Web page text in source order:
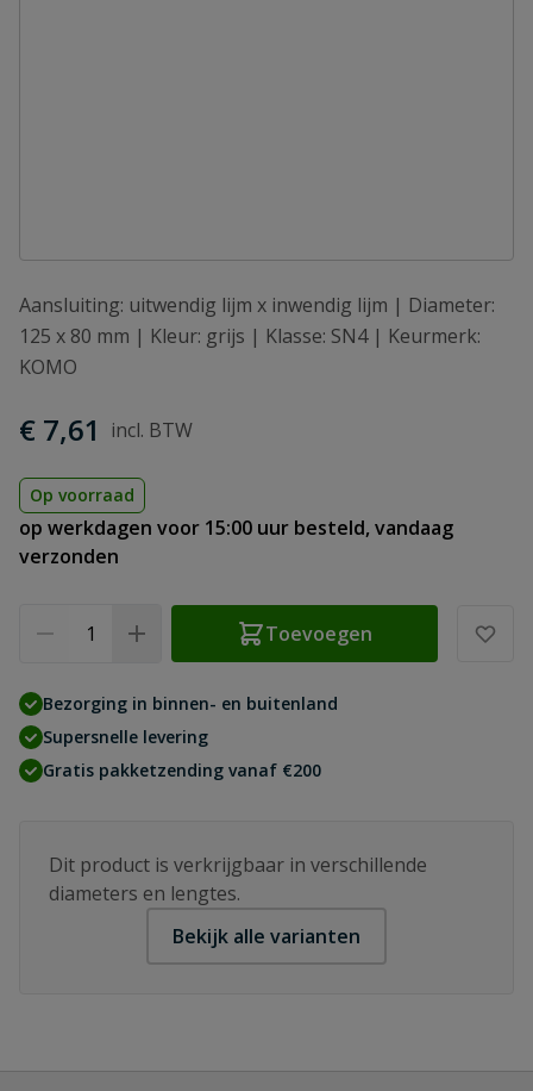
Aansluiting: uitwendig lijm x inwendig lijm | Diameter:
125 x 80 mm | Kleur: grijs | Klasse: SN4 | Keurmerk:
KOMO
€ 7,61
Op voorraad
op werkdagen voor 15:00 uur besteld, vandaag
verzonden
Toevoegen
Bezorging in binnen- en buitenland
Supersnelle levering
Gratis pakketzending vanaf €200
Dit product is verkrijgbaar in verschillende
diameters en lengtes.
Bekijk alle varianten